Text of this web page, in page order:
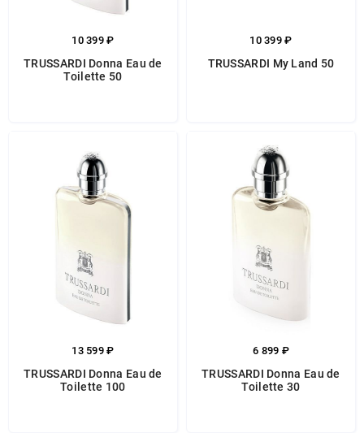
10 399 ₽
TRUSSARDI Donna Eau de
Toilette 50
10 399 ₽
TRUSSARDI My Land 50
13 599 ₽
TRUSSARDI Donna Eau de
Toilette 100
6 899 ₽
TRUSSARDI Donna Eau de
Toilette 30